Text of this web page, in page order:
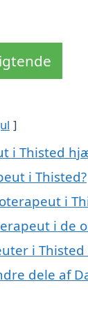
i Thisted
i Thisted?
i
i de
i
dele af